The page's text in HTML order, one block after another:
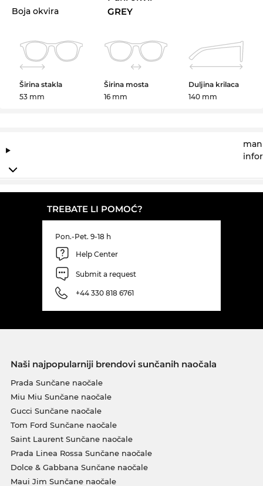
Boja okvira GREY
Širina stakla
53 mm
Širina mosta
16 mm
Duljina krilaca
140 mm
TREBATE LI POMOĆ?
Pon.-Pet. 9-18 h
Help Center
Submit a request
+44 330 818 6761
Naši najpopularniji brendovi sunčanih naočala
Prada Sunčane naočale
Miu Miu Sunčane naočale
Gucci Sunčane naočale
Tom Ford Sunčane naočale
Saint Laurent Sunčane naočale
Prada Linea Rossa Sunčane naočale
Dolce & Gabbana Sunčane naočale
Maui Jim Sunčane naočale